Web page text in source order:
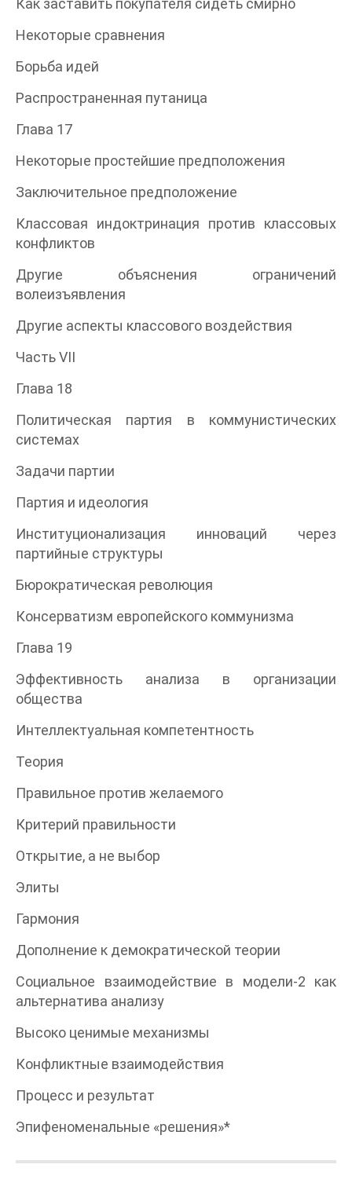
Некоторые сравнения
Борьба идей
Распространенная путаница
Глава 17
Некоторые простейшие предположения
Заключительное предположение
Классовая индоктринация против классовых
конфликтов
Другие объяснения ограничений
волеизъявления
Другие аспекты классового воздействия
Часть VII
Глава 18
Политическая партия в коммунистических
системах
Задачи партии
Партия и идеология
Институционализация инноваций через
партийные структуры
Бюрократическая революция
Консерватизм европейского коммунизма
Глава 19
Эффективность анализа в организации
общества
Интеллектуальная компетентность
Теория
Правильное против желаемого
Критерий правильности
Открытие, а не выбор
Элиты
Гармония
Дополнение к демократической теории
Социальное взаимодействие в модели-2 как
альтернатива анализу
Высоко ценимые механизмы
Конфликтные взаимодействия
Процесс и результат
Эпифеноменальные «решения»*